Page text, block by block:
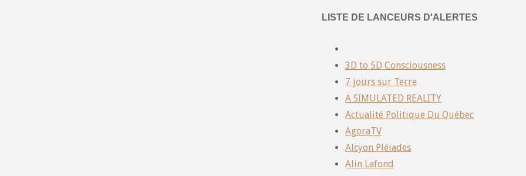
LISTE DE LANCEURS D'ALERTES
3D to 5D Consciousness
7 jours sur Terre
A SIMULATED REALITY
Actualité Politique Du Québec
AgoraTV
Alcyon Pléiades
Alin Lafond